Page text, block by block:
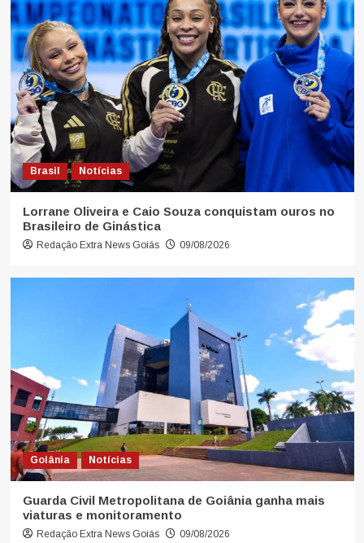
Brasil Notícias
Lorrane Oliveira e Caio Souza conquistam ouros no
Brasileiro de Ginástica
Redação Extra News Goiás 09/08/2026
Goiânia Notícias
Guarda Civil Metropolitana de Goiânia ganha mais
viaturas e monitoramento
Redação Extra News Goiás 09/08/2026